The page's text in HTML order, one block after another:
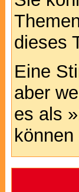
dieses
Eine
aber
es als